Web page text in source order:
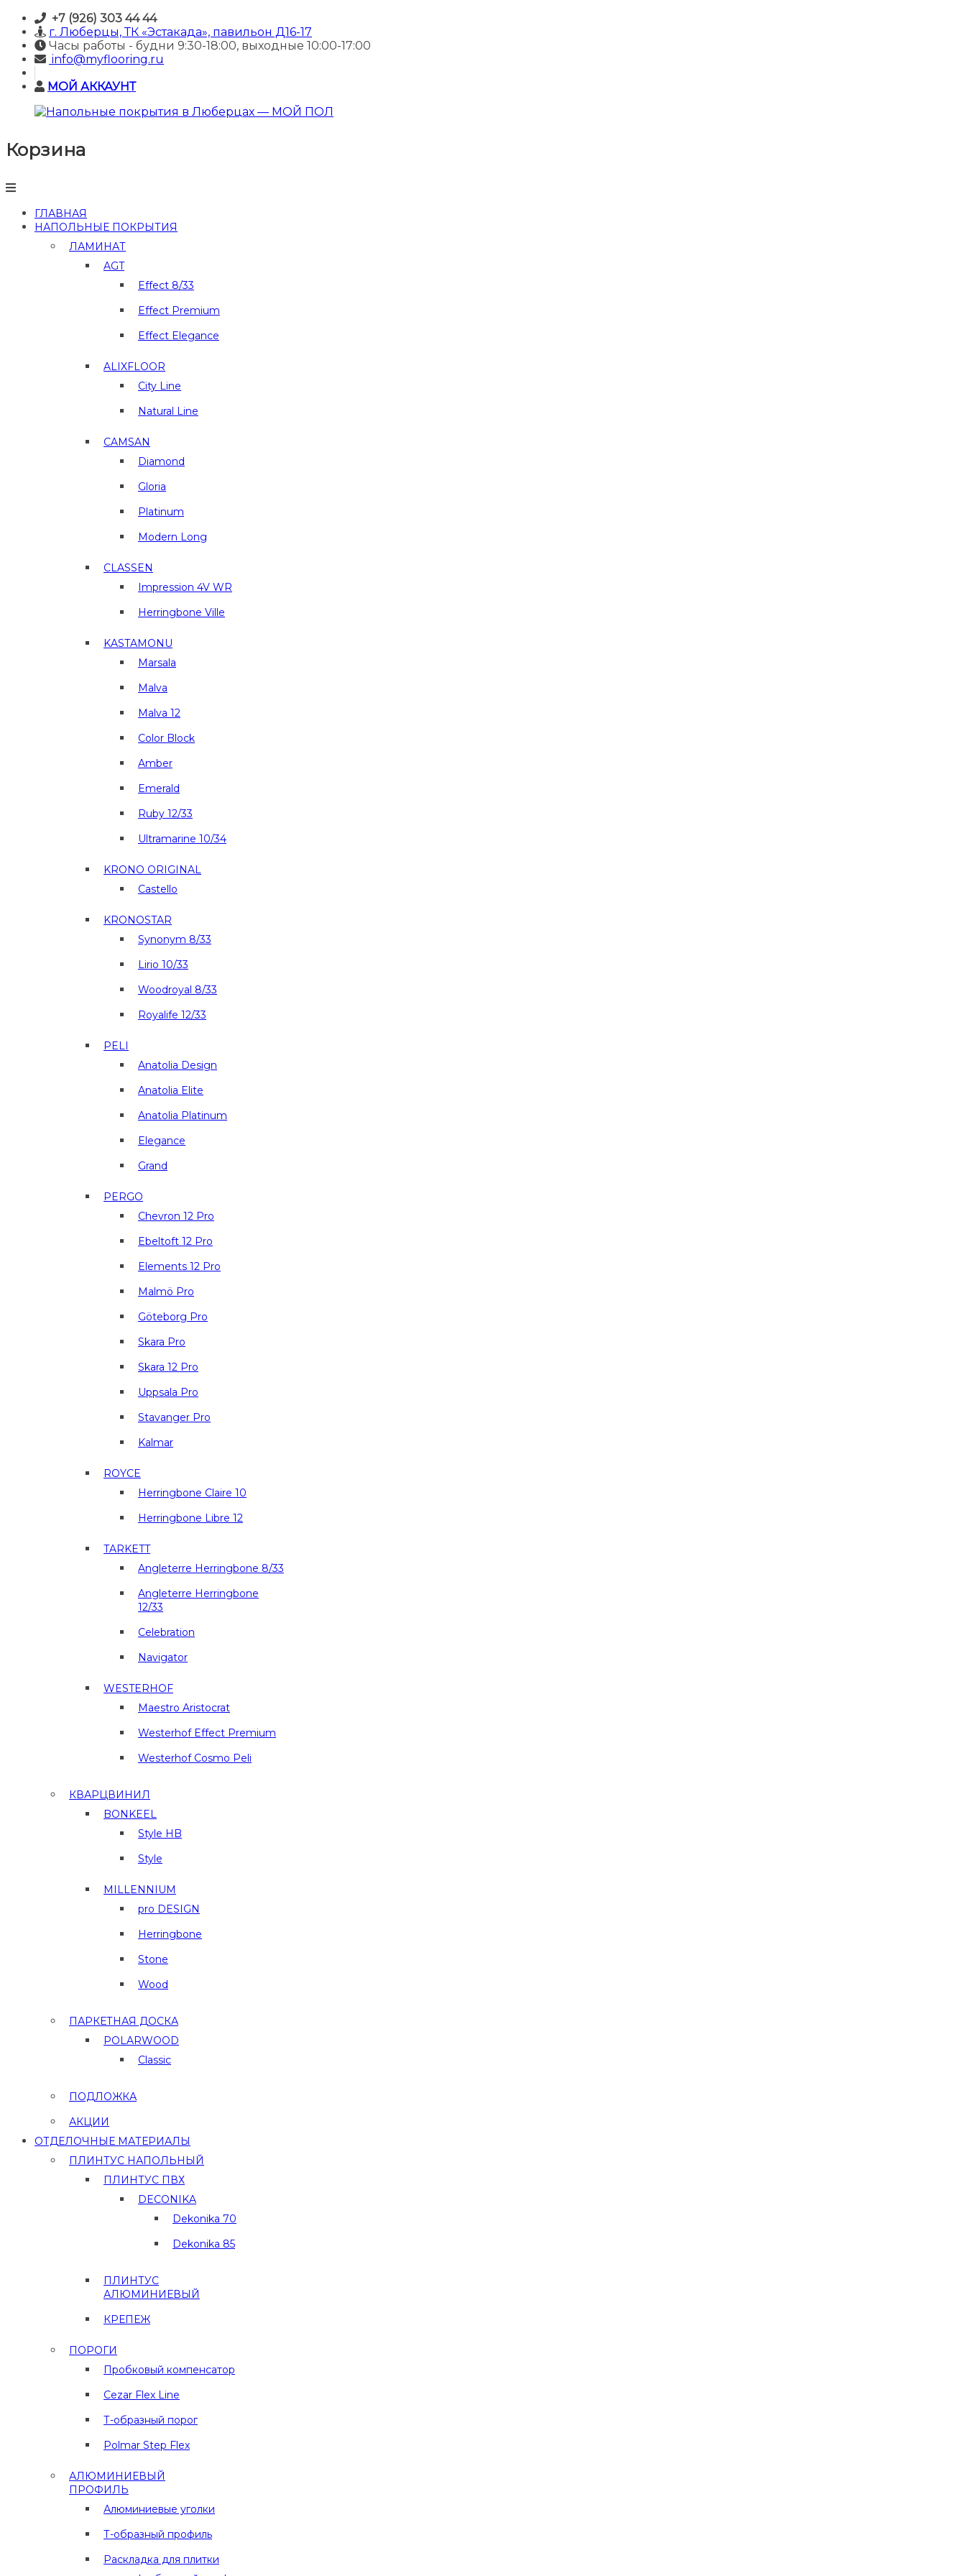
Skip
content
+7 (926) 303 44 44
г. Люберцы, ТК «Эстакада», павильон Д16-17
Часы работы - будни 9:30-18:00, выходные 10:00-17:00
info@myflooring.ru
МОЙ АККАУНТ
Напольные
покрытия
Люберцах
МОЙ
ПОЛ
Корзина
ГЛАВНАЯ
НАПОЛЬНЫЕ ПОКРЫТИЯ
ЛАМИНАТ
AGT
Effect 8/33
Effect Premium
Effect Elegance
ALIXFLOOR
City Line
Natural Line
CAMSAN
Diamond
Gloria
Platinum
Modern Long
CLASSEN
Impression 4V WR
Herringbone Ville
KASTAMONU
Marsala
Malva
Malva 12
Color Block
Amber
Emerald
Ruby 12/33
Ultramarine 10/34
KRONO ORIGINAL
Castello
KRONOSTAR
Synonym 8/33
Lirio 10/33
Woodroyal 8/33
Royalife 12/33
PELI
Anatolia Design
Anatolia Elite
Anatolia Platinum
Elegance
Grand
PERGO
Chevron 12 Pro
Ebeltoft 12 Pro
Elements 12 Pro
Malmö Pro
Göteborg Pro
Skara Pro
Skara 12 Pro
Uppsala Pro
Stavanger Pro
Kalmar
ROYCE
Herringbone Claire 10
Herringbone Libre 12
TARKETT
Angleterre Herringbone 8/33
Angleterre Herringbone
12/33
Celebration
Navigator
WESTERHOF
Maestro Aristocrat
Westerhof Effect Premium
Westerhof Cosmo Peli
КВАРЦВИНИЛ
BONKEEL
Style HB
Style
MILLENNIUM
pro DESIGN
Herringbone
Stone
Wood
ПАРКЕТНАЯ ДОСКА
POLARWOOD
Classic
ПОДЛОЖКА
АКЦИИ
ОТДЕЛОЧНЫЕ МАТЕРИАЛЫ
ПЛИНТУС НАПОЛЬНЫЙ
ПЛИНТУС ПВХ
DECONIKA
Dekonika 70
Dekonika 85
ПЛИНТУС
АЛЮМИНИЕВЫЙ
КРЕПЕЖ
ПОРОГИ
Пробковый компенсатор
Cezar Flex Line
Т-образный порог
Polmar Step Flex
АЛЮМИНИЕВЫЙ
ПРОФИЛЬ
Алюминиевые уголки
Т-образный профиль
Раскладка для плитки